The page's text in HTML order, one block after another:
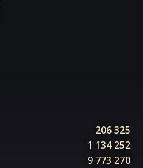
206 325
1 134 252
9 773 270